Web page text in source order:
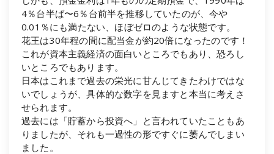
4％台半ば〜6％台前半を推移していたのが、今や
0.01％にも満たない、ほぼゼロのような状態です。
花王は30年程の間に配当金が約20倍になったのです！
これが資本主義経済の面白いところでもあり、恐ろし
いところでもあります。
日本はこれまで過去の栄光に甘んじてきたわけではな
いでしょうが、具体的な数字を見ますと本当に考えさ
せられます。
過去には「貯蓄から投資へ」と言われていたこともあ
りましたが、それも一過性の形ですぐに萎んでしまい
ました。